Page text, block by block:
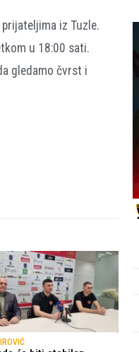
iz Tuzle.
u 18:00 sati.
gledamo čvrst i